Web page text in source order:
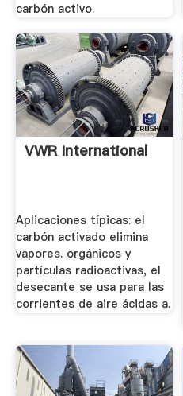
carbón activo.
VWR International
Aplicaciones típicas: el
carbón activado elimina
vapores. orgánicos y
partículas radioactivas, el
desecante se usa para las
corrientes de aire ácidas a.